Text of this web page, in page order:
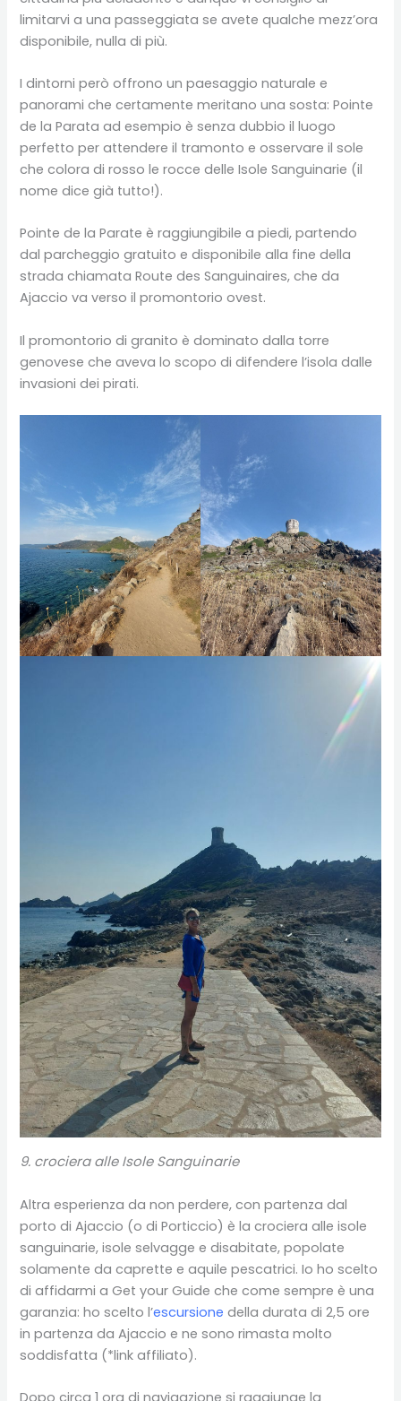
limitarvi a una passeggiata se avete qualche mezz’ora
disponibile, nulla di più.
I dintorni però offrono un paesaggio naturale e
panorami che certamente meritano una sosta: Pointe
de la Parata ad esempio è senza dubbio il luogo
perfetto per attendere il tramonto e osservare il sole
che colora di rosso le rocce delle Isole Sanguinarie (il
nome dice già tutto!).
Pointe de la Parate è raggiungibile a piedi, partendo
dal parcheggio gratuito e disponibile alla fine della
strada chiamata Route des Sanguinaires, che da
Ajaccio va verso il promontorio ovest.
Il promontorio di granito è dominato dalla torre
genovese che aveva lo scopo di difendere l’isola dalle
invasioni dei pirati.
9. crociera alle Isole Sanguinarie
Altra esperienza da non perdere, con partenza dal
porto di Ajaccio (o di Porticcio) è la crociera alle isole
sanguinarie, isole selvagge e disabitate, popolate
solamente da caprette e aquile pescatrici. Io ho scelto
di affidarmi a Get your Guide che come sempre è una
garanzia: ho scelto l’escursione della durata di 2,5 ore
in partenza da Ajaccio e ne sono rimasta molto
soddisfatta (*link affiliato).